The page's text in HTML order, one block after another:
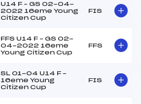
U14 F – GS 02-04-
2022 16eme Young
Citizen Cup
FIS
FFS U14 F – GS 02-
04-2022 16eme
Young Citizen Cup
FFS
SL 01-04 U14 F –
16eme Young
Citizen Cup
FIS